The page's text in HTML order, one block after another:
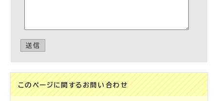
送信
このページに関する お問い合わせ